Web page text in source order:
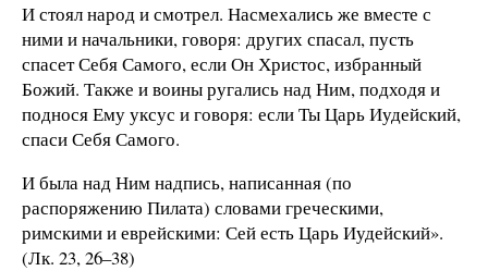
И стоял народ и смотрел. Насмехались же вместе с
ними и начальники, говоря: других спасал, пусть
спасет Себя Самого, если Он Христос, избранный
Божий. Также и воины ругались над Ним, подходя и
поднося Ему уксус и говоря: если Ты Царь Иудейский,
спаси Себя Самого.
И была над Ним надпись, написанная (по
распоряжению Пилата) словами греческими,
римскими и еврейскими: Сей есть Царь Иудейский».
(Лк. 23, 26–38)